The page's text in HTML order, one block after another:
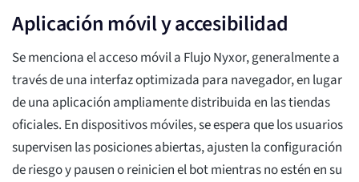
Aplicación móvil y accesibilidad
Se menciona el acceso móvil a Flujo Nyxor, generalmente a
través de una interfaz optimizada para navegador, en lugar
de una aplicación ampliamente distribuida en las tiendas
oficiales. En dispositivos móviles, se espera que los usuarios
supervisen las posiciones abiertas, ajusten la configuración
de riesgo y pausen o reinicien el bot mientras no estén en su